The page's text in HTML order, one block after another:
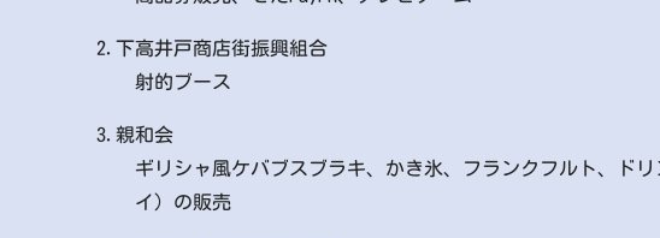
2.下高井戸商店街振興組合
射的ブース
3.親和会
ギリシャ風ケバブスブラキ、かき氷、フランクフルト、ド
イ）の販売